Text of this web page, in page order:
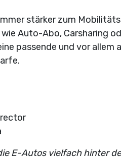
stärker zum
Auto-Abo, Carsharing
passende und vor
E-Autos vielfach hinter